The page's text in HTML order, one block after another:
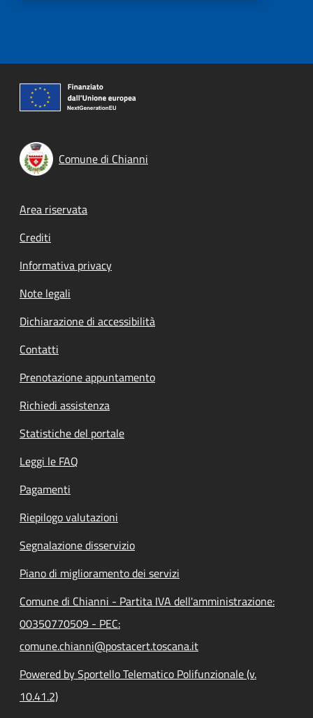
Comune di Chianni
Footer menu
Area riservata
Crediti
Informativa privacy
Note legali
Dichiarazione di accessibilità
Contatti
Prenotazione appuntamento
Richiedi assistenza
Statistiche del portale
Leggi le FAQ
Pagamenti
Riepilogo valutazioni
Segnalazione disservizio
Piano di miglioramento dei servizi
Comune di Chianni - Partita IVA dell'amministrazione:
00350770509 - PEC:
comune.chianni@postacert.toscana.it
Powered by Sportello Telematico Polifunzionale (v.
10.41.2)